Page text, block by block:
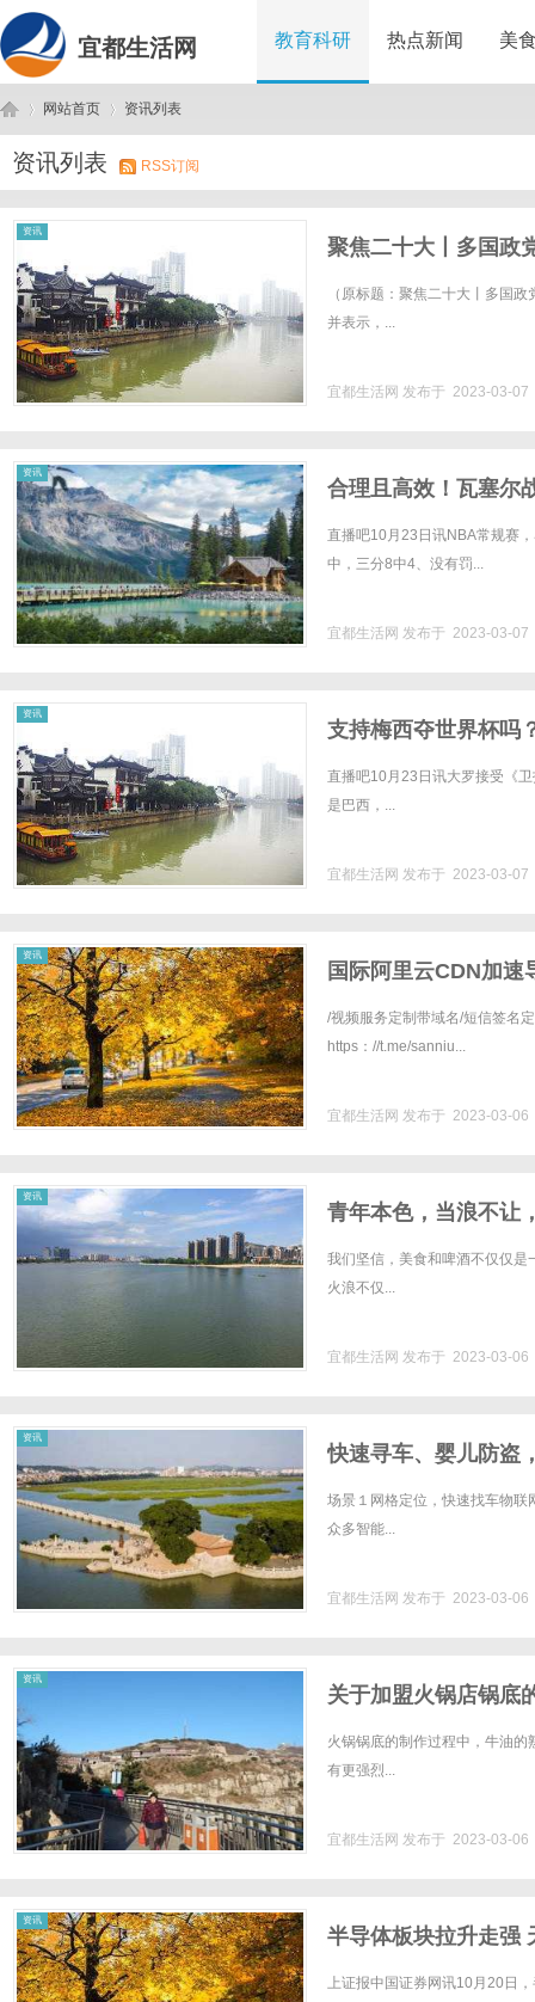
宜都生活网 教育科研 热点新闻 美
宜 ›
网站首页
›
资讯列表
资讯列表 RSS订阅
资讯
聚焦二十大丨多国政
（原标题：聚焦二十大丨多国
并表示，...
宜都生活网 发布于 2023-03-07
资讯
合理且高效！瓦塞尔
直播吧10月23日讯NBA常规赛
中，三分8中4、没有罚...
宜都生活网 发布于 2023-03-07
资讯
支持梅西夺世界杯吗
直播吧10月23日讯大罗接受《
是巴西，...
宜都生活网 发布于 2023-03-07
资讯
国际阿里云CDN加
/视频服务定制带域名/短信签名
https：//t.me/sanniu...
宜都生活网 发布于 2023-03-06
资讯
青年本色，当浪不让
我们坚信，美食和啤酒不仅仅是
火浪不仅...
宜都生活网 发布于 2023-03-06
资讯
快速寻车、婴儿防盗
场景１网格定位，快速找车物联
众多智能...
宜都生活网 发布于 2023-03-06
资讯
关于加盟火锅店锅底
火锅锅底的制作过程中，牛油
有更强烈...
宜都生活网 发布于 2023-03-06
资讯
半导体板块拉升走强
上证报中国证券网讯10月20日